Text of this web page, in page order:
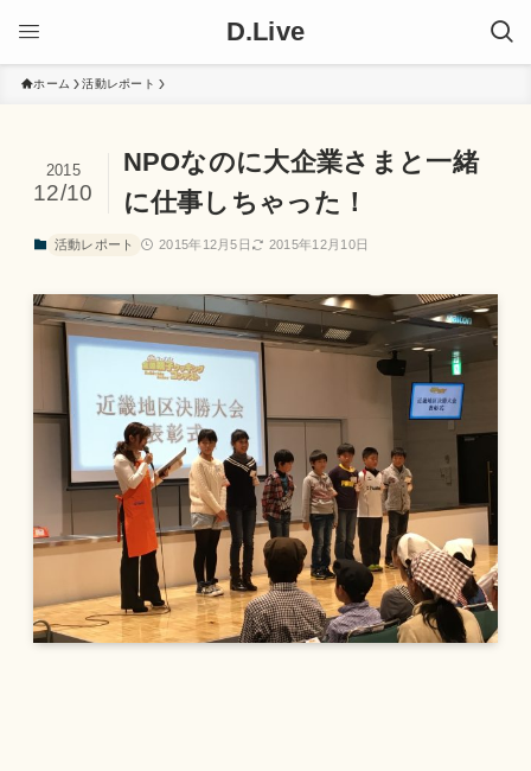
D.Live
ホーム 活動レポート
NPOなのに大企業さまと一緒
に仕事しちゃった！
2015
12/10
活動レポート 2015年12月5日 2015年12月10日